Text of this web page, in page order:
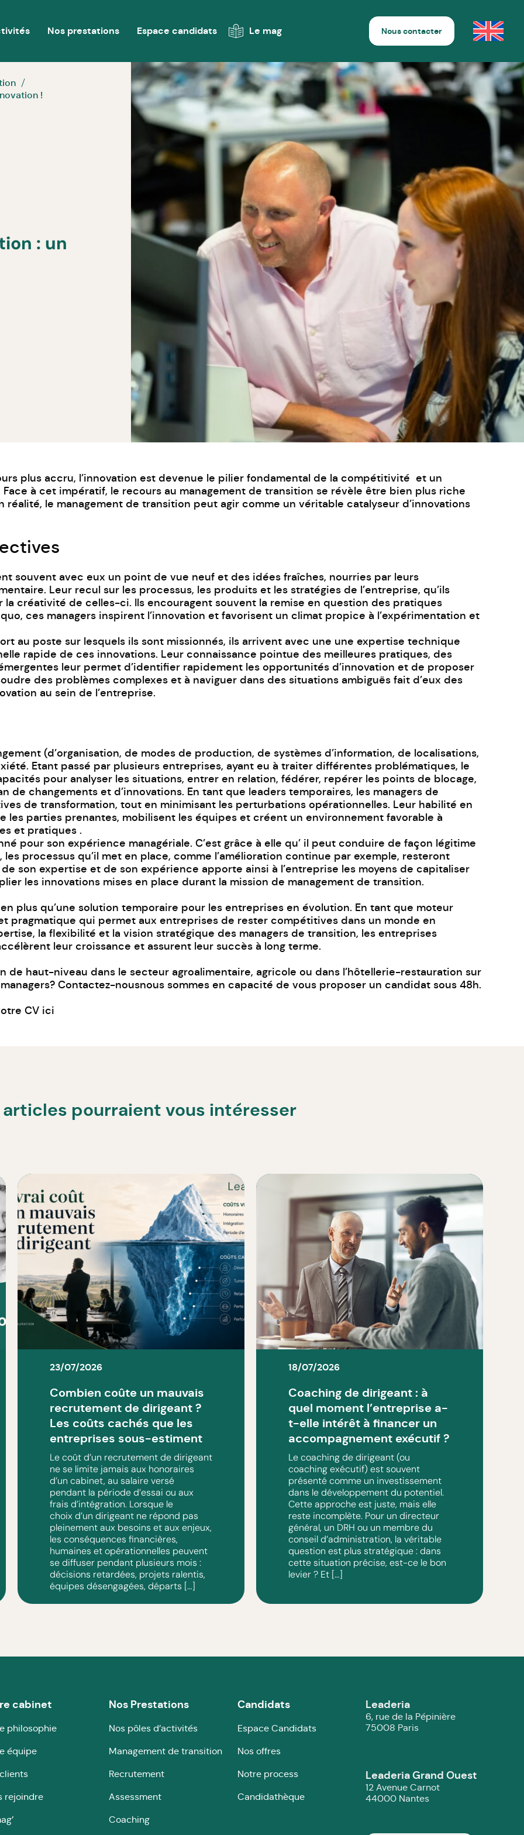
Nos prestations Espace candidats Le mag Nous contacter
!
: un
plus accru, l’innovation est devenue le pilier fondamental de la compétitivité et un
à cet impératif, le recours au management de transition se révèle être bien plus riche
réalité, le management de transition peut agir comme un véritable catalyseur d’innovations
souvent avec eux un point de vue neuf et des idées fraîches, nourries par leurs
Leur recul sur les processus, les produits et les stratégies de l’entreprise, qu’ils
créativité de celles-ci. Ils encouragent souvent la remise en question des pratiques
ces managers inspirent l’innovation et favorisent un climat propice à l’expérimentation et
au poste sur lesquels ils sont missionnés, ils arrivent avec une une expertise technique
rapide de ces innovations. Leur connaissance pointue des meilleures pratiques, des
leur permet d’identifier rapidement les opportunités d’innovation et de proposer
des problèmes complexes et à naviguer dans des situations ambiguës fait d’eux des
au sein de l’entreprise.
(d’organisation, de modes de production, de systèmes d’information, de localisations,
Etant passé par plusieurs entreprises, ayant eu à traiter différentes problématiques, le
pour analyser les situations, entrer en relation, fédérer, repérer les points de blocage,
de changements et d’innovations. En tant que leaders temporaires, les managers de
de transformation, tout en minimisant les perturbations opérationnelles. Leur habilité en
les parties prenantes, mobilisent les équipes et créent un environnement favorable à
et pratiques .
pour son expérience managériale. C’est grâce à elle qu’ il peut conduire de façon légitime
les processus qu’il met en place, comme l’amélioration continue par exemple, resteront
son expertise et de son expérience apporte ainsi à l’entreprise les moyens de capitaliser
les innovations mises en place durant la mission de management de transition.
plus qu’une solution temporaire pour les entreprises en évolution. En tant que moteur
pragmatique qui permet aux entreprises de rester compétitives dans un monde en
la flexibilité et la vision stratégique des managers de transition, les entreprises
leur croissance et assurent leur succès à long terme.
de haut-niveau dans le secteur agroalimentaire, agricole ou dans l’hôtellerie-restauration sur
Contactez-nousnous sommes en capacité de vous proposer un candidat sous 48h.
CV ici
articles pourraient vous intéresser
23/07/2026
Combien coûte un mauvais
recrutement de dirigeant ?
Les coûts cachés que les
entreprises sous-estiment
Le coût d’un recrutement de dirigeant
ne se limite jamais aux honoraires
d’un cabinet, au salaire versé
pendant la période d’essai ou aux
frais d’intégration. Lorsque le
choix d’un dirigeant ne répond pas
pleinement aux besoins et aux enjeux,
les conséquences financières,
humaines et opérationnelles peuvent
se diffuser pendant plusieurs mois :
décisions retardées, projets ralentis,
équipes désengagées, départs […]
18/07/2026
Coaching de dirigeant : à
quel moment l’entreprise a-
t-elle intérêt à financer un
accompagnement exécutif ?
Le coaching de dirigeant (ou
coaching exécutif) est souvent
présenté comme un investissement
dans le développement du potentiel.
Cette approche est juste, mais elle
reste incomplète. Pour un directeur
général, un DRH ou un membre du
conseil d’administration, la véritable
question est plus stratégique : dans
cette situation précise, est-ce le bon
levier ? Et […]
cabinet
philosophie
équipe
rejoindre
Nos Prestations
Nos pôles d’activités
Management de transition
Recrutement
Assessment
Coaching
Candidats
Espace Candidats
Nos offres
Notre process
Candidathèque
Leaderia
6, rue de la Pépinière
75008 Paris
Leaderia Grand Ouest
12 Avenue Carnot
44000 Nantes